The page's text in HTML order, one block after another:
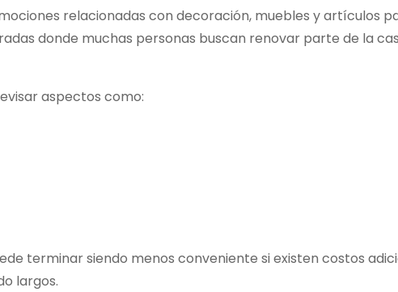
relacionadas con decoración, muebles y artículos
donde muchas personas buscan renovar parte de la
aspectos como:
terminar siendo menos conveniente si existen costos
largos.